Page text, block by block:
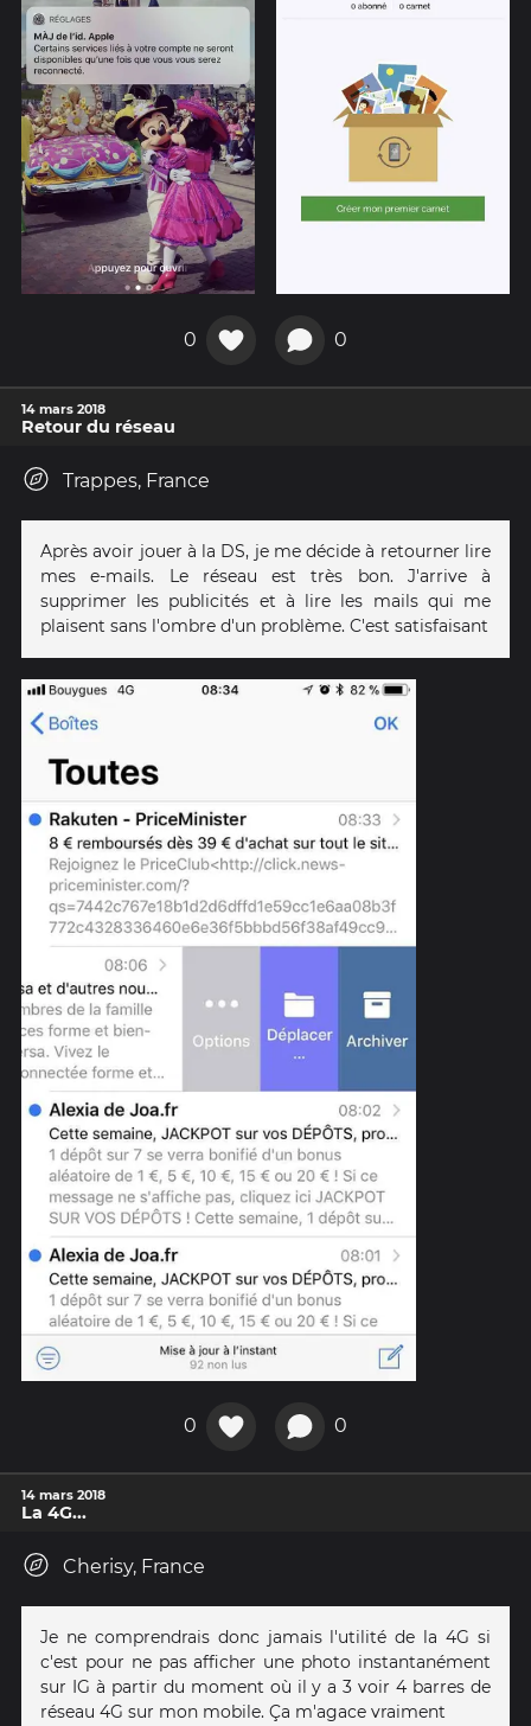
0 0
14 mars 2018
Retour du réseau
Trappes, France
Après avoir jouer à la DS, je me décide à retourner lire
mes e-mails. Le réseau est très bon. J'arrive à
supprimer les publicités et à lire les mails qui me
plaisent sans l'ombre d'un problème. C'est satisfaisant
0 0
14 mars 2018
La 4G...
Cherisy, France
Je ne comprendrais donc jamais l'utilité de la 4G si
c'est pour ne pas afficher une photo instantanément
sur IG à partir du moment où il y a 3 voir 4 barres de
réseau 4G sur mon mobile. Ça m'agace vraiment